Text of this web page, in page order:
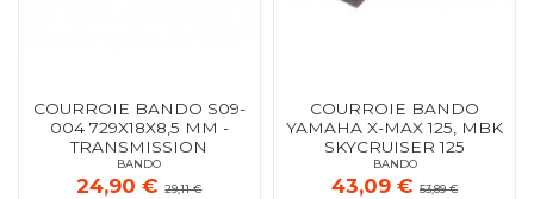
COURROIE BANDO S09-
004 729X18X8,5 MM -
TRANSMISSION
BANDO
24,90 €29,11 €
COURROIE BANDO
YAMAHA X-MAX 125, MBK
SKYCRUISER 125
BANDO
43,09 €53,89 €